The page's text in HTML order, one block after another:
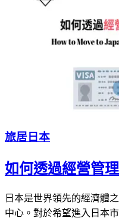
旅居日本
如何透過經營管
日本是世界領先的經濟體
中心。對於希望進入日本